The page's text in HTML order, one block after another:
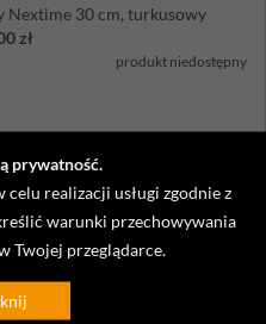
prywatność.
realizacji usługi zgodnie z
warunki przechowywania
Twojej przeglądarce.
Nextime 30 cm, turkusowy
zł
produkt niedostępny